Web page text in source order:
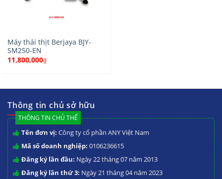
Máy thái thịt Berjaya BJY-
SM250-EN
11,800,000₫
Thông tin chủ sở hữu
THÔNG TIN CHỦ THỂ
Tên đơn vị: Công ty cổ phần ANY Việt Nam
Mã số doanh nghiệp: 0106236615
Đăng ký lần đầu: Ngày 22 tháng 07 năm 2013
Đăng ký lần thứ 3: Ngày 21 tháng 04 năm 2023